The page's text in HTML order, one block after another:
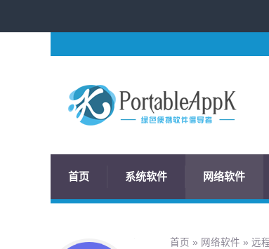
首页 系统软件 网络软件
首页 » 网络软件 » 远